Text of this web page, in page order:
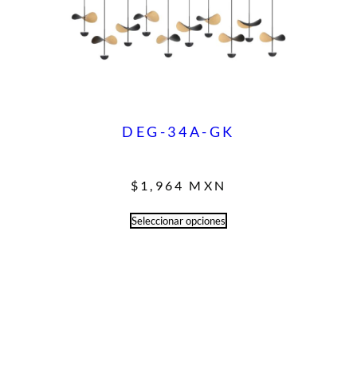
DEG-34A-GK
$ 1,964 MXN
Seleccionar opciones